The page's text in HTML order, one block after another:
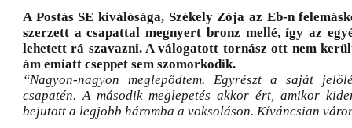
A Postás SE kiválósága, Székely Zója az Eb-n
szerzett a csapattal megnyert bronz mellé, így az
lehetett rá szavazni. A válogatott tornász ott nem
ám emiatt cseppet sem szomorkodik.
“Nagyon-nagyon meglepődtem. Egyrészt a saját
csapatén. A második meglepetés akkor ért, amikor
bejutott a legjobb háromba a voksoláson. Kíváncsian